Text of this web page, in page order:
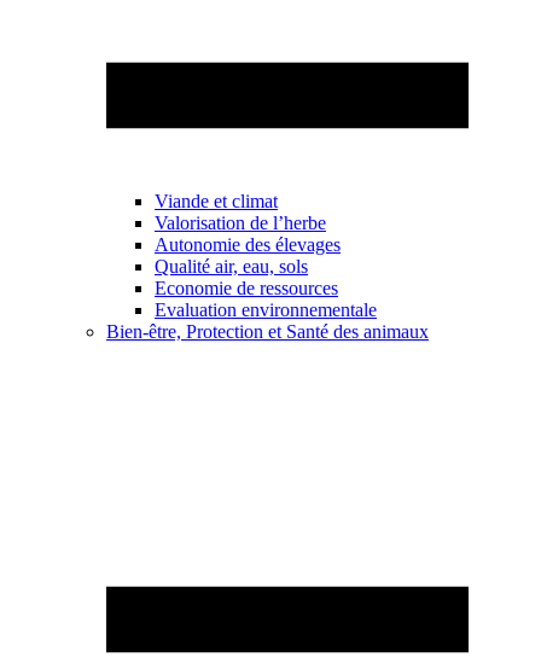
Viande et climat
Valorisation de l’herbe
Autonomie des élevages
Qualité air, eau, sols
Economie de ressources
Evaluation environnementale
Bien-être, Protection et Santé des animaux